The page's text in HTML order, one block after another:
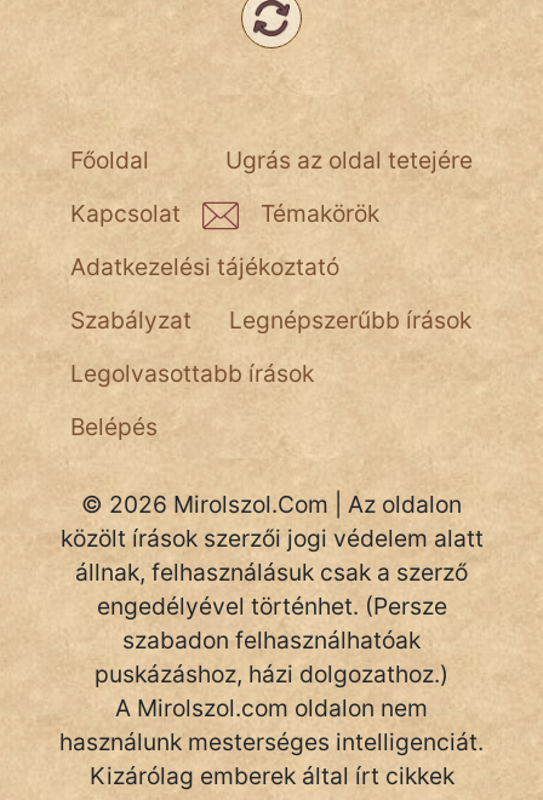
Jób Gedeon
vörös ördög
nagyöreg
NapHold
Név nélkül
pszichopati
szegény legény
Hoffer Botond
szemfüles
Ugrás az oldal tetejére
Főoldal
Kapcsolat
Témakörök
Adatkezelési tájékoztató
Szabályzat
Legnépszerűbb írások
Legolvasottabb írások
Belépés
© 2026 Mirolszol.Com | Az oldalon
közölt írások szerzői jogi védelem alatt
állnak, felhasználásuk csak a szerző
engedélyével történhet. (Persze
szabadon felhasználhatóak
puskázáshoz, házi dolgozathoz.)
A Mirolszol.com oldalon nem
használunk mesterséges intelligenciát.
Kizárólag emberek által írt cikkek